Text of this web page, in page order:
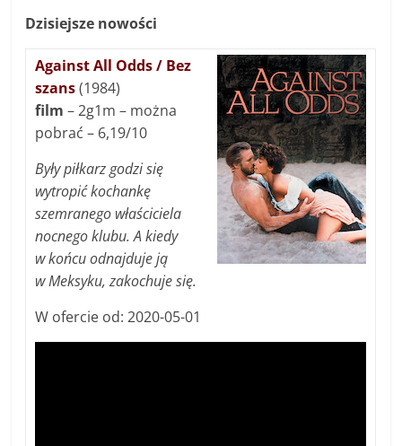
Dzisiejsze nowości
Against All Odds / Bez
szans(1984)
film – 2g1m – można
pobrać – 6,19/10
Były piłkarz godzi się
wytropić kochankę
szemranego właściciela
nocnego klubu. A kiedy
w końcu odnajduje ją
w Meksyku, zakochuje się.
W ofercie od: 2020-05-01